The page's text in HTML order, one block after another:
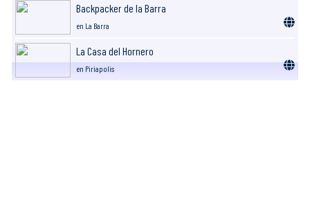
Backpacker de la Barra
en La Barra
La Casa del Hornero
en Piriapolis